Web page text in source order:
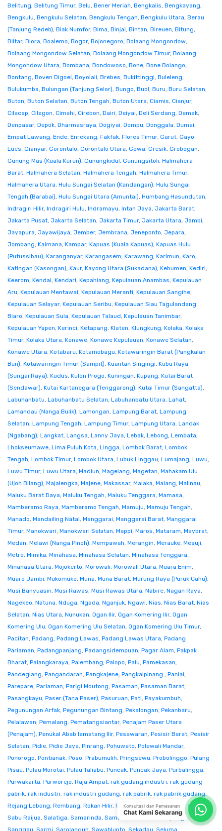
Belitung, Belitung Timur, Belu, Bener Meriah, Bengkalis, Bengkayang,
Bengkulu, Bengkulu Selatan, Bengkulu Tengah, Bengkulu Utara, Berau
(Tanjung Redeb), Biak Numfor, Bima, Binjai, Bintan, Bireuen, Bitung,
Blitar, Blora, Boalemo, Bogor, Bojonegoro, Bolaang Mongondow,
Bolaang Mongondow Selatan, Bolaang Mongondow Timur, Bolaang
Mongondow Utara, Bombana, Bondowoso, Bone, Bone Bolango,
Bontang, Boven Digoel, Boyolali, Brebes, Bukittinggi, Buleleng,
Bulukumba, Bulungan (Tanjung Selor), Bungo, Buol, Buru, Buru Selatan,
Buton, Buton Selatan, Buton Tengah, Buton Utara, Ciamis, Cianjur,
Cilacap, Cilegon, Cimahi, Cirebon, Dairi, Deiyai, Deli Serdang, Demak,
Denpasar, Depok, Dharmasraya, Dogiyai, Dompu, Donggala, Dumai,
Empat Lawang, Ende, Enrekang, Fakfak, Flores Timur, Garut, Gayo
Lues, Gianyar, Gorontalo, Gorontalo Utara, Gowa, Gresik, Grobogan,
Gunung Mas (Kuala Kurun), Gunungkidul, Gunungsitoli, Halmahera
Barat, Halmahera Selatan, Halmahera Tengah, Halmahera Timur,
Halmahera Utara, Hulu Sungai Selatan (Kandangan), Hulu Sungai
Tengah (Barabai), Hulu Sungai Utara (Amuntai), Humbang Hasundutan,
Indragiri Hilir, Indragiri Hulu, Indramayu, Intan Jaya, Jakarta Barat,
Jakarta Pusat, Jakarta Selatan, Jakarta Timur, Jakarta Utara, Jambi,
Jayapura, Jayawijaya, Jember, Jembrana, Jeneponto, Jepara,
Jombang, Kaimana, Kampar, Kapuas (Kuala Kapuas), Kapuas Hulu
(Putussibau), Karanganyar, Karangasem, Karawang, Karimun, Karo,
Katingan (Kasongan), Kaur, Kayong Utara (Sukadana), Kebumen, Kediri,
Keerom, Kendal, Kendari, Kepahiang, Kepulauan Anambas, Kepulauan
Aru, Kepulauan Mentawai, Kepulauan Meranti, Kepulauan Sangihe,
Kepulauan Selayar, Kepulauan Seribu, Kepulauan Siau Tagulandang
Biaro, Kepulauan Sula, Kepulauan Talaud, Kepulauan Tanimbar,
Kepulauan Yapen, Kerinci, Ketapang, Klaten, Klungkung, Kolaka, Kolaka
Timur, Kolaka Utara, Konawe, Konawe Kepulauan, Konawe Selatan,
Konawe Utara, Kotabaru, Kotamobagu, Kotawaringin Barat (Pangkalan
Bun), Kotawaringin Timur (Sampit), Kuantan Singingi, Kubu Raya
(Sungai Raya), Kudus, Kulon Progo, Kuningan, Kupang, Kutai Barat
(Sendawar), Kutai Kartanegara (Tenggarong), Kutai Timur (Sangatta),
Labuhanbatu, Labuhanbatu Selatan, Labuhanbatu Utara, Lahat,
Lamandau (Nanga Bulik), Lamongan, Lampung Barat, Lampung
Selatan, Lampung Tengah, Lampung Timur, Lampung Utara, Landak
(Ngabang), Langkat, Langsa, Lanny Jaya, Lebak, Lebong, Lembata,
Lhokseumawe, Lima Puluh Kota, Lingga, Lombok Barat, Lombok
Tengah, Lombok Timur, Lombok Utara, Lubuk Linggau, Lumajang, Luwu,
Luwu Timur, Luwu Utara, Madiun, Magelang, Magetan, Mahakam Ulu
(Ujoh Bilang), Majalengka, Majene, Makassar, Malaka, Malang, Malinau,
Maluku Barat Daya, Maluku Tengah, Maluku Tenggara, Mamasa,
Mamberamo Raya, Mamberamo Tengah, Mamuju, Mamuju Tengah,
Manado, Mandailing Natal, Manggarai, Manggarai Barat, Manggarai
Timur, Manokwari, Manokwari Selatan, Mappi, Maros, Mataram, Maybrat,
Medan, Melawi (Nanga Pinoh), Mempawah, Merangin, Merauke, Mesuji,
Metro, Mimika, Minahasa, Minahasa Selatan, Minahasa Tenggara,
Minahasa Utara, Mojokerto, Morowali, Morowali Utara, Muara Enim,
Muaro Jambi, Mukomuko, Muna, Muna Barat, Murung Raya (Puruk Cahu),
Musi Banyuasin, Musi Rawas, Musi Rawas Utara, Nabire, Nagan Raya,
Nagekeo, Natuna, Nduga, Ngada, Nganjuk, Ngawi, Nias, Nias Barat, Nias
Selatan, Nias Utara, Nunukan, Ogan Ilir, Ogan Komering Ilir, Ogan
Komering Ulu, Ogan Komering Ulu Selatan, Ogan Komering Ulu Timur,
Pacitan, Padang, Padang Lawas, Padang Lawas Utara, Padang
Pariaman, Padangpanjang, Padangsidempuan, Pagar Alam, Pakpak
Bharat, Palangkaraya, Palembang, Palopo, Palu, Pamekasan,
Pandeglang, Pangandaran, Pangkajene, Pangkalpinang., Paniai,
Parepare, Pariaman, Parigi Moutong, Pasaman, Pasaman Barat,
Pasangkayu, Paser (Tana Paser), Pasuruan, Pati, Payakumbuh,
Pegunungan Arfak, Pegunungan Bintang, Pekalongan, Pekanbaru,
Pelalawan, Pemalang, Pematangsiantar, Penajam Paser Utara
(Penajam), Penukal Abab lematang Ilir, Pesawaran, Pesisir Barat, Pesisir
Selatan, Pidie, Pidie Jaya, Pinrang, Pohuwato, Polewali Mandar,
Ponorogo, Pontianak, Poso, Prabumulih, Pringsewu, Probolinggo, Pulang
Pisau, Pulau Morotai, Pulau Taliabu, Puncak, Puncak Jaya, Purbalingga,
Purwakarta, Purworejo, Raja Ampat, rak gudang industri, rak gudang
pabrik, rak industri, rak industri gudang, rak pabrik, rak pabrik gudang,
Rejang Lebong, Rembang, Rokan Hilir, Rokan Hulu,Rote Ndao, Sabang,
Sabu Raijua, Salatiga, Samarinda, Sambas Sampang
Sanggau Sarmi Sarolangun Sawahlunto Sekadau Seluma
Konsultasi dan Pemesanan
Chat Kami Sekarang